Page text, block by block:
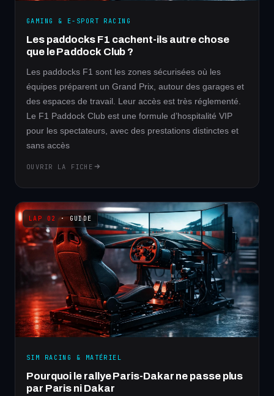
GAMING & E-SPORT RACING
Les paddocks F1 cachent-ils autre chose
que le Paddock Club ?
Les paddocks F1 sont les zones sécurisées où les
équipes préparent un Grand Prix, autour des garages et
des espaces de travail. Leur accès est très réglementé.
Le F1 Paddock Club est une formule d’hospitalité VIP
pour les spectateurs, avec des prestations distinctes et
sans accès
OUVRIR LA FICHE
· GUIDE
SIM RACING & MATÉRIEL
Pourquoi le rallye Paris-Dakar ne passe plus
par Paris ni Dakar